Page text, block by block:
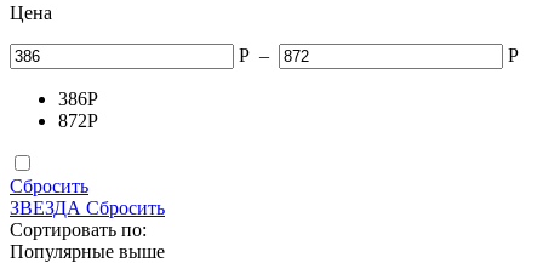
Цена
Р – Р
386Р
872Р
Сбросить
ЗВЕЗДА Сбросить
Сортировать по:
Популярные выше